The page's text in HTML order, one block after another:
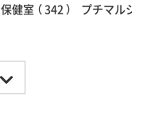
保健室 （ 342 ） プチマルシェ